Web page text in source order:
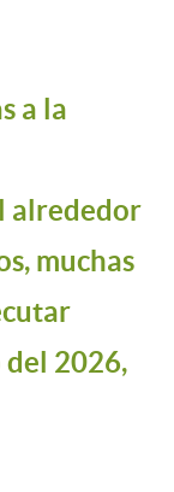
a la
alrededor
muchas
del 2026,